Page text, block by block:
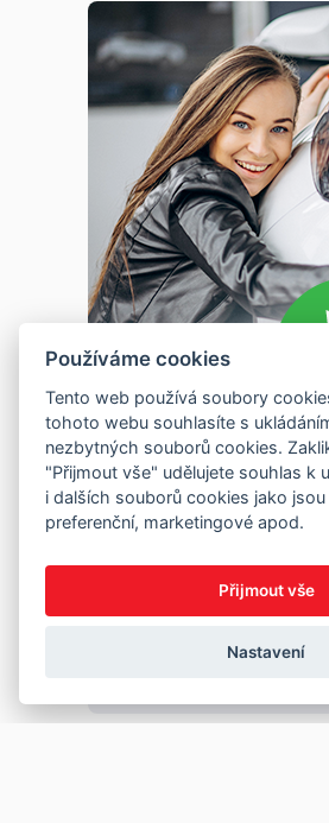
Používáme cookies
Tento web používá soubory
tohoto webu souhlasíte s
nezbytných souborů cookies.
"Přijmout vše" udělujete souhlas k
i dalších souborů cookies jako jsou
preferenční, marketingové apod.
Přijmout vše
Nastavení